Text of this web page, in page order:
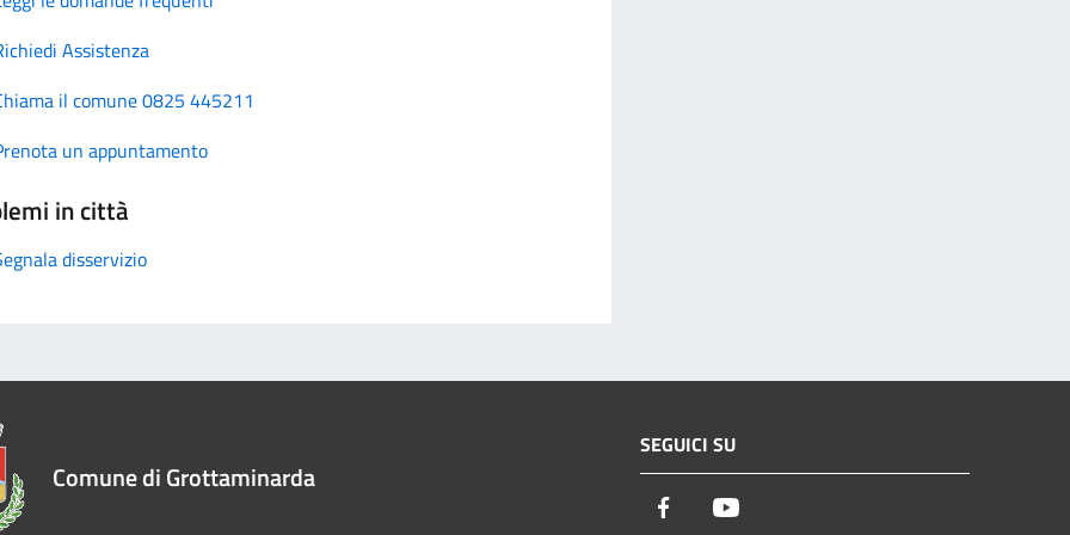
Assistenza
il comune 0825 445211
un appuntamento
in città
disservizio
Comune di Grottaminarda
SEGUICI SU
Facebook